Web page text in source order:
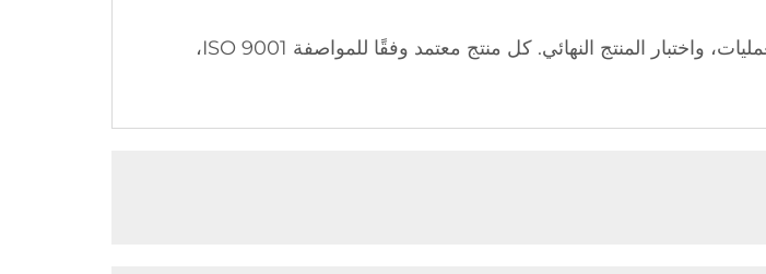
لدينا نظام صارم لمراقبة الجودة يشمل فحص المواد الخام، ومراقبة العمليات، واختبار المنتج النهائي. كل منتج معتمد وفقًا للمواصفة ISO 9001،